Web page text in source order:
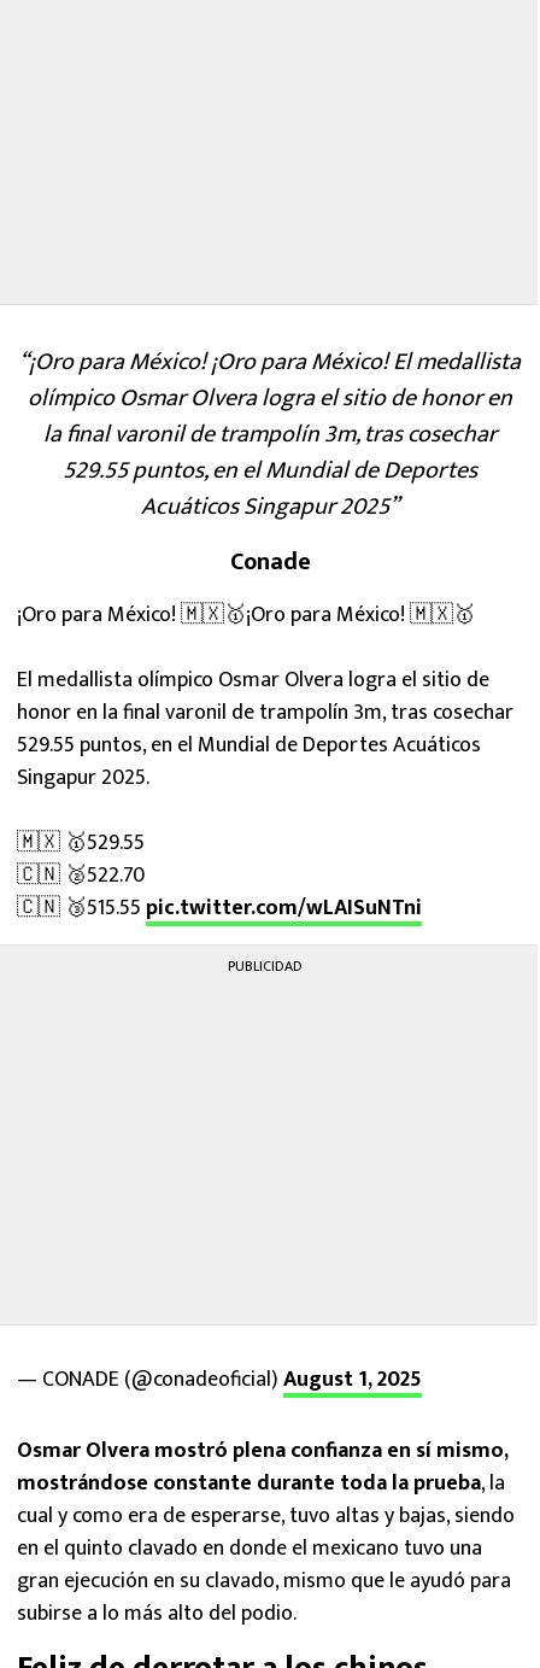
“¡Oro para México! ¡Oro para México! El medallista
olímpico Osmar Olvera logra el sitio de honor en
la final varonil de trampolín 3m, tras cosechar
529.55 puntos, en el Mundial de Deportes
Acuáticos Singapur 2025”
Conade
¡Oro para México! 🇲🇽🥇¡Oro para México! 🇲🇽🥇
El medallista olímpico Osmar Olvera logra el sitio de
honor en la final varonil de trampolín 3m, tras cosechar
529.55 puntos, en el Mundial de Deportes Acuáticos
Singapur 2025.
🇲🇽 🥇529.55
🇨🇳 🥈522.70
🇨🇳 🥉515.55 pic.twitter.com/wLAISuNTni
PUBLICIDAD
— CONADE (@conadeoficial)August 1, 2025
Osmar Olvera mostró plena confianza en sí mismo,
mostrándose constante durante toda la prueba, la
cual y como era de esperarse, tuvo altas y bajas, siendo
en el quinto clavado en donde el mexicano tuvo una
gran ejecución en su clavado, mismo que le ayudó para
subirse a lo más alto del podio.